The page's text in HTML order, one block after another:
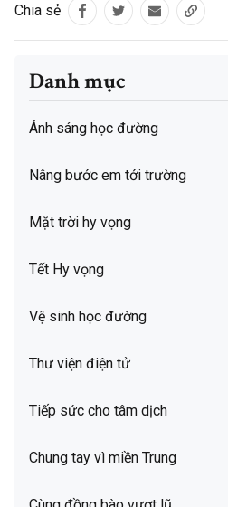
Chia sẻ
Danh mục
Ánh sáng học đường
Nâng bước em tới trường
Mặt trời hy vọng
Tết Hy vọng
Vệ sinh học đường
Thư viện điện tử
Tiếp sức cho tâm dịch
Chung tay vì miền Trung